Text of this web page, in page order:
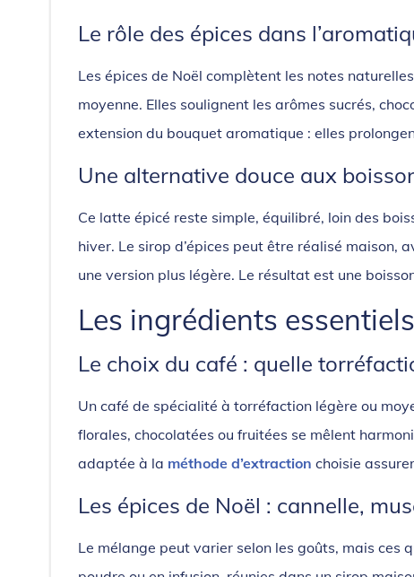
Le rôle des épices dans
Les épices de Noël complètent les notes
moyenne. Elles soulignent les arômes sucrés,
extension du bouquet aromatique : elles
Une alternative douce aux
Ce latte épicé reste simple, équilibré, loin des
hiver. Le sirop d’épices peut être réalisé maison,
une version plus légère. Le résultat est une
Les ingrédients essentiels
Le choix du café : quelle
Un café de spécialité à torréfaction légère ou
florales, chocolatées ou fruitées se mêlent
adaptée à la méthode d’extraction choisie
Les épices de Noël : cannelle,
Le mélange peut varier selon les goûts, mais ces